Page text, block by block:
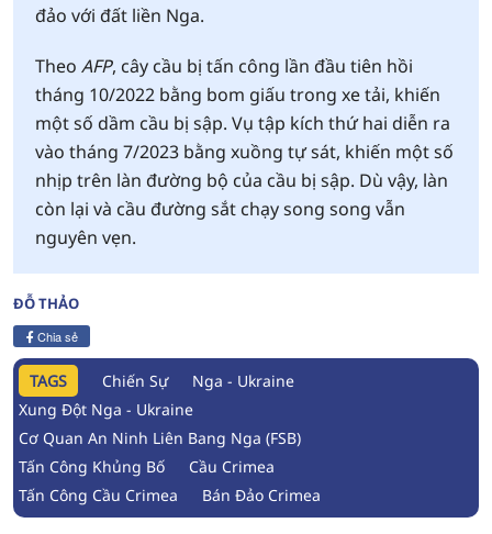
đảo với đất liền Nga.
Theo AFP, cây cầu bị tấn công lần đầu tiên hồi
tháng 10/2022 bằng bom giấu trong xe tải, khiến
một số dầm cầu bị sập. Vụ tập kích thứ hai diễn ra
vào tháng 7/2023 bằng xuồng tự sát, khiến một số
nhịp trên làn đường bộ của cầu bị sập. Dù vậy, làn
còn lại và cầu đường sắt chạy song song vẫn
nguyên vẹn.
ĐỖ THẢO
Chia sẻ
TAGS Chiến Sự
Nga - Ukraine
Xung Đột Nga - Ukraine
Cơ Quan An Ninh Liên Bang Nga (FSB)
Tấn Công Khủng Bố
Cầu Crimea
Tấn Công Cầu Crimea
Bán Đảo Crimea